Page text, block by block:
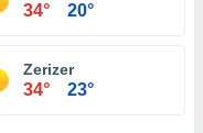
34° 20°
Zerizer
34° 23°